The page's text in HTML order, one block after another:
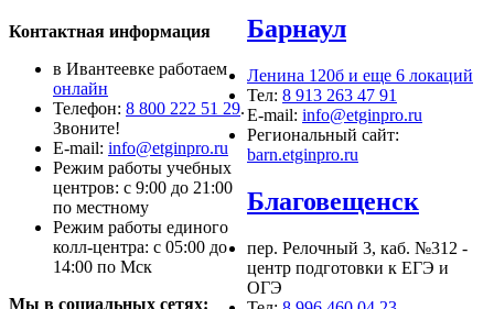
Контактная информация
в Ивантеевке работаем
онлайн
Телефон: 8 800 222 51 29.
Звоните!
Е-mail: info@etginpro.ru
Режим работы учебных
центров: с 9:00 до 21:00
по местному
Режим работы единого
колл-центра: с 05:00 до
14:00 по Мск
Мы в социальных сетях:
Барнаул
Ленина 120б и еще 6 локаций
Тел: 8 913 263 47 91
E-mail: info@etginpro.ru
Региональный сайт:
barn.etginpro.ru
Благовещенск
пер. Релочный 3, каб. №312 -
центр подготовки к ЕГЭ и
ОГЭ